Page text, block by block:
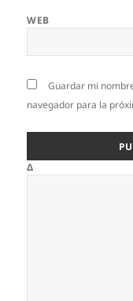
WEB
Guardar mi
navegador para la
Δ